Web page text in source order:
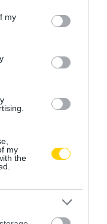
You may click to
third-party tags to
in below Google
my
my
the